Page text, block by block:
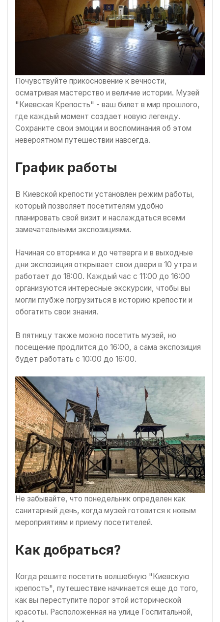
Почувствуйте прикосновение к вечности,
осматривая мастерство и величие истории. Музей
"Киевская Крепость" - ваш билет в мир прошлого,
где каждый момент создает новую легенду.
Сохраните свои эмоции и воспоминания об этом
невероятном путешествии навсегда.
График работы
В Киевской крепости установлен режим работы,
который позволяет посетителям удобно
планировать свой визит и наслаждаться всеми
замечательными экспозициями.
Начиная со вторника и до четверга и в выходные
дни экспозиция открывает свои двери в 10 утра и
работает до 18:00. Каждый час с 11:00 до 16:00
организуются интересные экскурсии, чтобы вы
могли глубже погрузиться в историю крепости и
обогатить свои знания.
В пятницу также можно посетить музей, но
посещение продлится до 16:00, а сама экспозиция
будет работать с 10:00 до 16:00.
Не забывайте, что понедельник определен как
санитарный день, когда музей готовится к новым
мероприятиям и приему посетителей.
Как добраться?
Когда решите посетить волшебную "Киевскую
крепость", путешествие начинается еще до того,
как вы переступите порог этой исторической
красоты. Расположенная на улице Госпитальной,